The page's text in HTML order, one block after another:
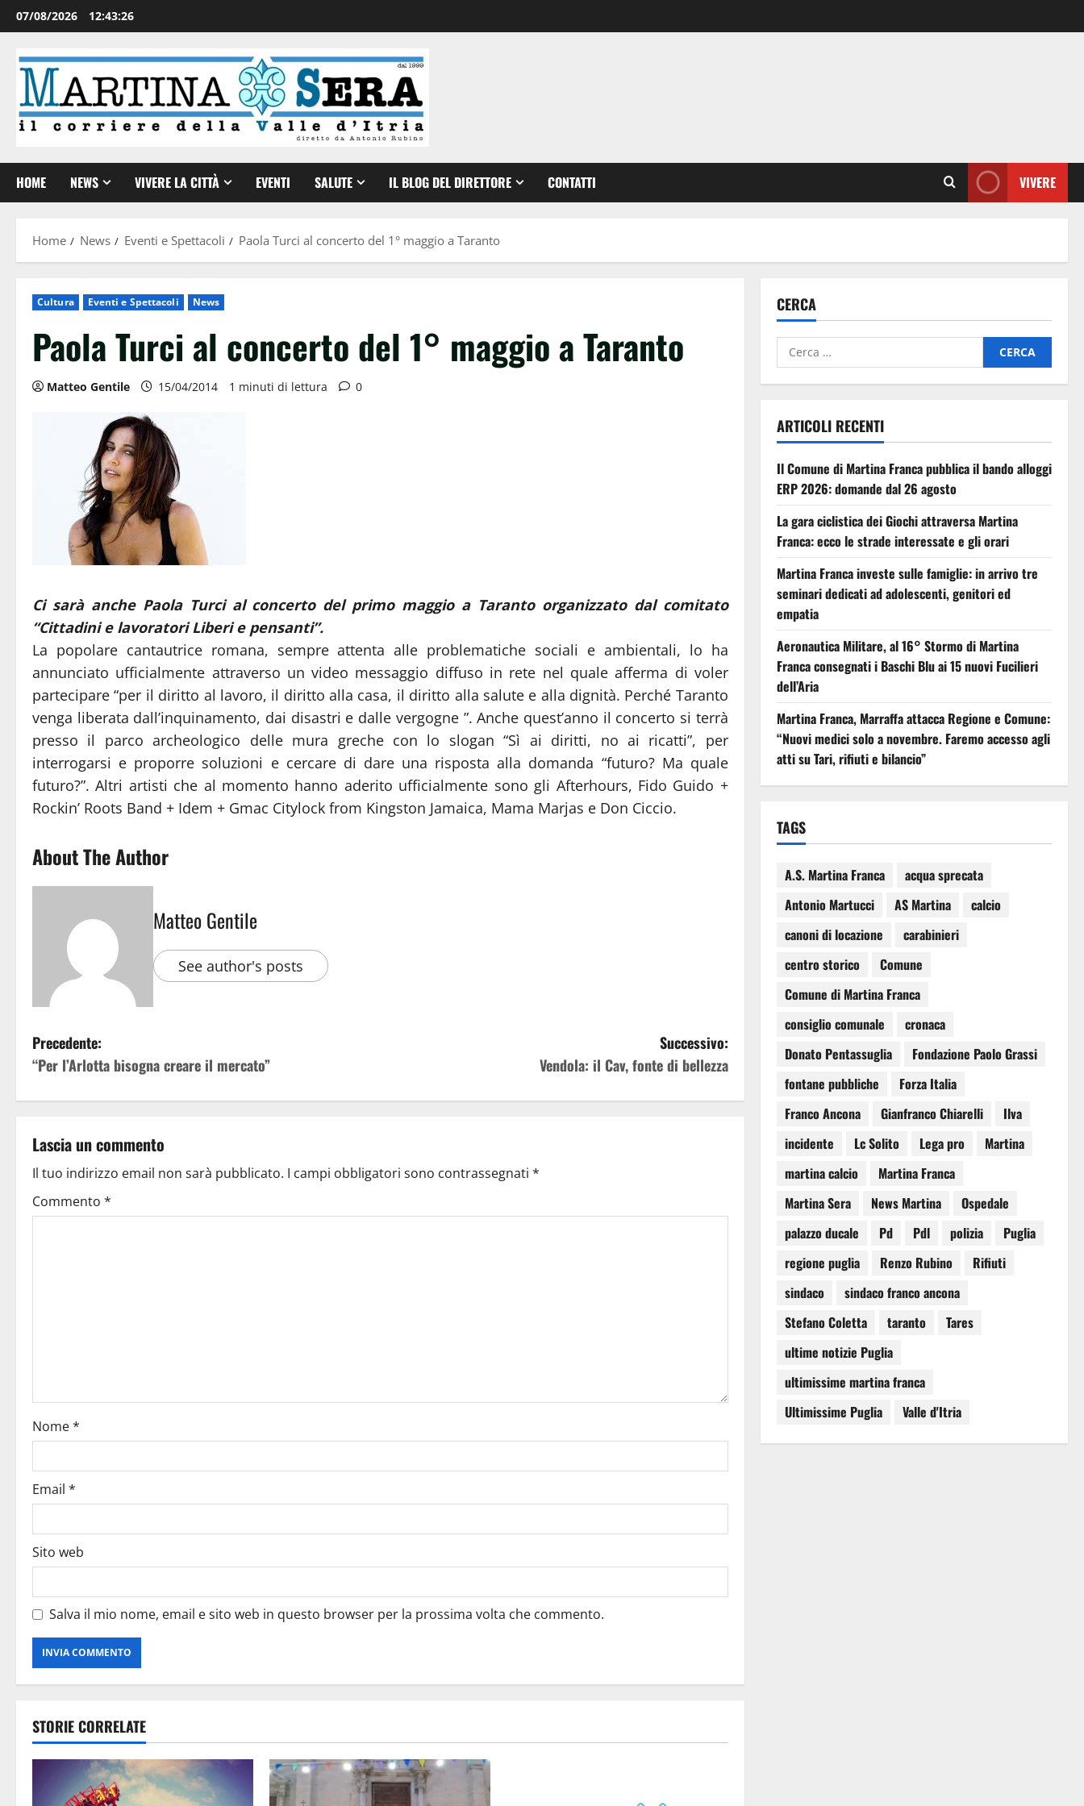
07/08/2026 12:43:26
HOME NEWS VIVERE LA CITTÀ EVENTI SALUTE IL BLOG DEL DIRETTORE CONTATTI VIVERE
Home News Eventi e Spettacoli Paola Turci al concerto del 1° maggio a Taranto
Cultura Eventi e Spettacoli News
Paola Turci al concerto del 1° maggio a Taranto
Matteo Gentile 15/04/2014 1 minuti di lettura 0
Ci sarà anche Paola Turci al concerto del primo maggio a Taranto organizzato dal comitato
“Cittadini e lavoratori Liberi e pensanti”.
La popolare cantautrice romana, sempre attenta alle problematiche sociali e ambientali, lo ha
annunciato ufficialmente attraverso un video messaggio diffuso in rete nel quale afferma di voler
partecipare “per il diritto al lavoro, il diritto alla casa, il diritto alla salute e alla dignità. Perché Taranto
venga liberata dall’inquinamento, dai disastri e dalle vergogne ”. Anche quest’anno il concerto si terrà
presso il parco archeologico delle mura greche con lo slogan “Sì ai diritti, no ai ricatti”, per
interrogarsi e proporre soluzioni e cercare di dare una risposta alla domanda “futuro? Ma quale
futuro?”. Altri artisti che al momento hanno aderito ufficialmente sono gli Afterhours, Fido Guido +
Rockin’ Roots Band + Idem + Gmac Citylock from Kingston Jamaica, Mama Marjas e Don Ciccio.
About The Author
Matteo Gentile
See author's posts
Precedente:
“Per l’Arlotta bisogna creare il mercato”
Successivo:
Vendola: il Cav, fonte di bellezza
Lascia un commento
Il tuo indirizzo email non sarà pubblicato. I campi obbligatori sono contrassegnati *
Commento *
Nome*
Email *
Sito web
Salva il mio nome, email e sito web in questo browser per la prossima volta che commento.
STORIE CORRELATE
CERCA
ARTICOLI RECENTI
Il Comune di Martina Franca pubblica il bando alloggi
ERP 2026: domande dal 26 agosto
La gara ciclistica dei Giochi attraversa Martina
Franca: ecco le strade interessate e gli orari
Martina Franca investe sulle famiglie: in arrivo tre
seminari dedicati ad adolescenti, genitori ed
empatia
Aeronautica Militare, al 16° Stormo di Martina
Franca consegnati i Baschi Blu ai 15 nuovi Fucilieri
dell’Aria
Martina Franca, Marraffa attacca Regione e Comune:
“Nuovi medici solo a novembre. Faremo accesso agli
atti su Tari, rifiuti e bilancio”
TAGS
A.S. Martina Franca
acqua sprecata
Antonio Martucci
AS Martina
calcio
canoni di locazione
carabinieri
centro storico
Comune
Comune di Martina Franca
consiglio comunale
cronaca
Donato Pentassuglia
Fondazione Paolo Grassi
fontane pubbliche
Forza Italia
Franco Ancona
Gianfranco Chiarelli
Ilva
incidente
Lc Solito Lega pro
Martina
martina calcio
Martina Franca
Martina Sera
News Martina
Ospedale
palazzo ducale
Pd Pdl polizia
Puglia
regione puglia
Renzo Rubino
Rifiuti
sindaco
sindaco franco ancona
Stefano Coletta
taranto
Tares
ultime notizie Puglia
ultimissime martina franca
Ultimissime Puglia
Valle d'Itria